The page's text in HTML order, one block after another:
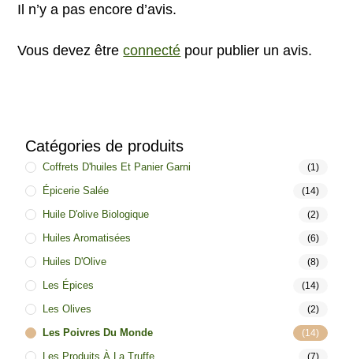
Il n’y a pas encore d’avis.
Vous devez êtreconnecté pour publier un avis.
Catégories de produits
Coffrets D'huiles Et Panier Garni (1)
Épicerie Salée (14)
Huile D'olive Biologique (2)
Huiles Aromatisées (6)
Huiles D'Olive (8)
Les Épices (14)
Les Olives (2)
Les Poivres Du Monde (14)
Les Produits À La Truffe (7)